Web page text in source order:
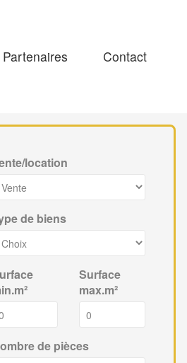
Partenaires Contact
location
de biens
Surface
max.m²
de pièces